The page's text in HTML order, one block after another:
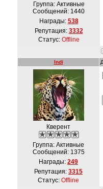
Группа: Активные
Сообщений: 1440
Награды: 538
Репутация: 3332
Статус: Offline
Indi
Кверент
Группа: Активные
Сообщений: 1375
Награды: 249
Репутация: 3315
Статус: Offline